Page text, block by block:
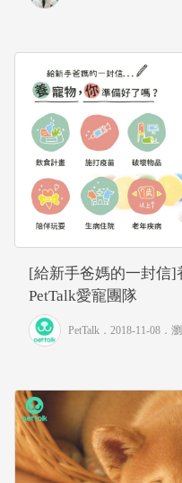
[給新手爸媽的一封信]
PetTalk愛寵團隊
PetTalk ．2018-11-08．